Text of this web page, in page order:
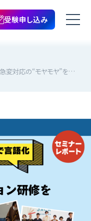
受験申し込み
急変対応の“モヤモヤ”を、実践で言語化。急性期ケア協会初の少人数制シミュレーション研修を開催しました。